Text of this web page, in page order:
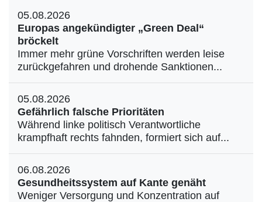
05.08.2026
Europas angekündigter „Green Deal“
bröckelt
Immer mehr grüne Vorschriften werden leise
zurückgefahren und drohende Sanktionen...
05.08.2026
Gefährlich falsche Prioritäten
Während linke politisch Verantwortliche
krampfhaft rechts fahnden, formiert sich auf...
06.08.2026
Gesundheitssystem auf Kante genäht
Weniger Versorgung und Konzentration auf